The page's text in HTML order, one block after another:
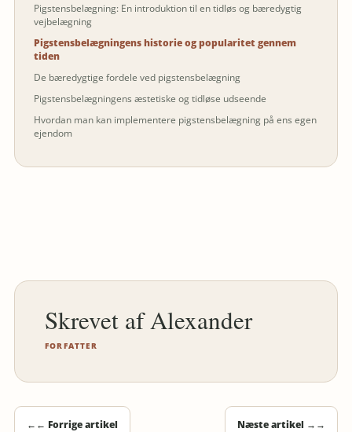
Pigstensbelægning: En introduktion til en tidløs og bæredygtig
vejbelægning
Pigstensbelægningens historie og popularitet gennem
tiden
De bæredygtige fordele ved pigstensbelægning
Pigstensbelægningens æstetiske og tidløse udseende
Hvordan man kan implementere pigstensbelægning på ens egen
ejendom
Alexander
FORFATTER
← ← Forrige artikel Næste artikel → →